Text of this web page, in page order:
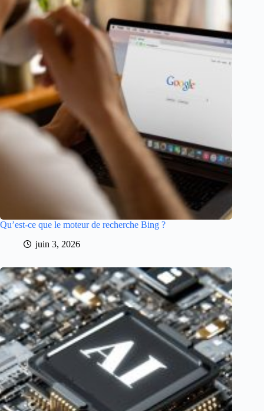
Qu’est-ce que le moteur de recherche Bing ?
juin 3, 2026